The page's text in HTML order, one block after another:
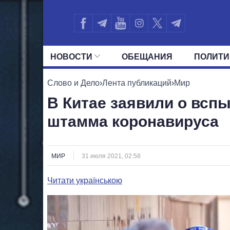
НОВОСТИ ОБЕЩАНИЯ
ВСЕ ПОЛИТИКИ ПРЕЗИДЕНТ И
Слово и Дело›Лента публикаций›Мир
В Китае заявили о
штамма коронавируса
МИР 31 июля 2021, 02:58
Читати українською